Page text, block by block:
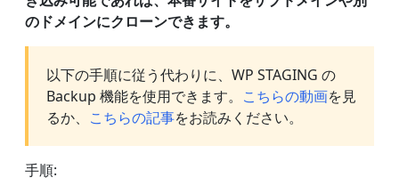
のドメインにクローンできます。
以下の手順に従う代わりに、WP STAGING の
Backup 機能を使用できます。 こちらの動画を見
るか、 こちらの記事をお読みください。
手順: